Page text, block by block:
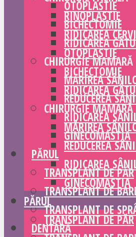
OTOPLASTIE
BICHECTOMIE
RIDICAREA
CHIRURGIE MAMARĂ
MĂRIREA
REDUCEREA
RIDICAREA
GINECOMASTIA
PĂRUL
TRANSPLANT DE PĂR
TRANSPLANT DE
TRANSPLANT DE
DENTARĂ
RINOPLASTIE
RIDICAREA
OTOPLASTIE
BICHECTOMIE
RIDICAREA
CHIRURGIE MAMARĂ
MĂRIREA
REDUCEREA
RIDICAREA
GINECOMASTIA
PĂRUL
TRANSPLANT DE PĂR